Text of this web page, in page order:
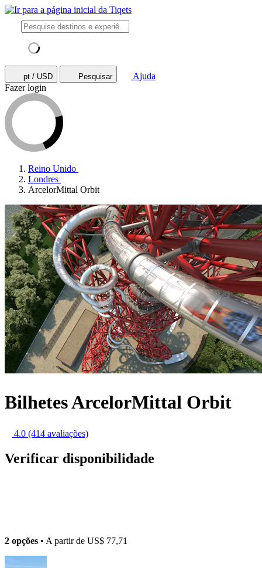
pt / USD Pesquisar
Ajuda
Fazer login
Reino Unido
Londres
ArcelorMittal Orbit
Bilhetes ArcelorMittal Orbit
4.0 (414 avaliações)
Verificar disponibilidade
2 opções • A partir de US$ 77,71